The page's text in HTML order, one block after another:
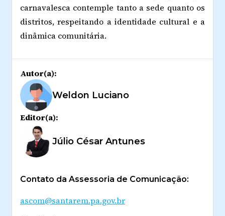
carnavalesca contemple tanto a sede quanto os
distritos, respeitando a identidade cultural e a
dinâmica comunitária.
Autor(a):
Weldon Luciano
Editor(a):
Júlio César Antunes
Contato da Assessoria de Comunicação:
ascom@santarem.pa.gov.br